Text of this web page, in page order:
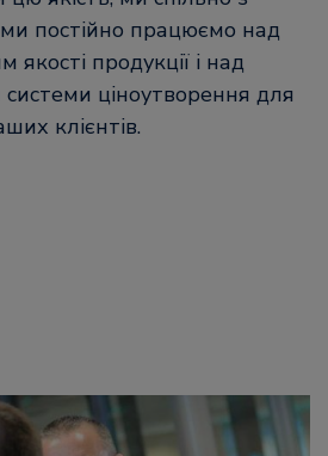
постійно працюємо над
якості продукції і над
ціноутворення для
клієнтів.